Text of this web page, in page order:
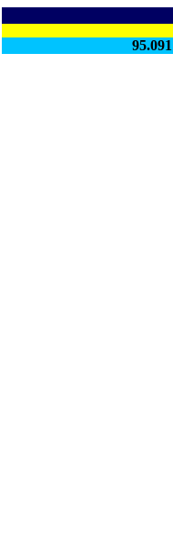
95.091